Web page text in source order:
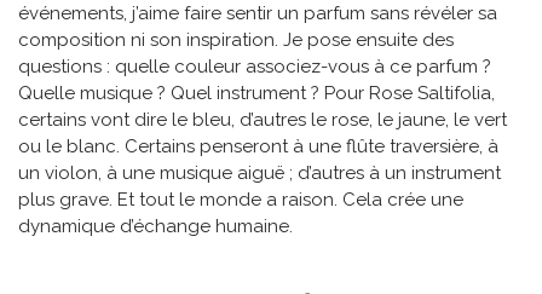
événements, j’aime faire sentir un parfum sans révéler sa
composition ni son inspiration. Je pose ensuite des
questions : quelle couleur associez-vous à ce parfum ?
Quelle musique ? Quel instrument ? Pour Rose Saltifolia,
certains vont dire le bleu, d’autres le rose, le jaune, le vert
ou le blanc. Certains penseront à une flûte traversière, à
un violon, à une musique aiguë ; d’autres à un instrument
plus grave. Et tout le monde a raison. Cela crée une
dynamique d’échange humaine.